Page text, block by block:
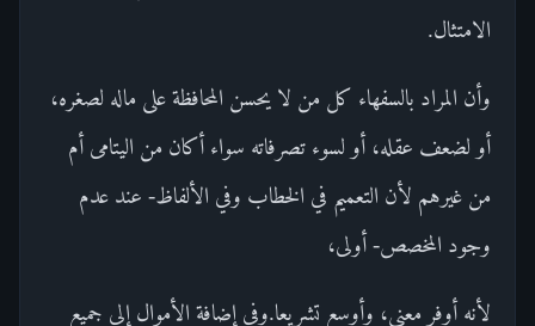
الامتثال.
وأن المراد بالسفهاء كل من لا يحسن المحافظة على ماله لصغره،
أو لضعف عقله، أو لسوء تصرفاته سواء أكان من اليتامى أم
من غيرهم لأن التعميم في الخطاب وفي الألفاظ- عند عدم
وجود المخصص- أولى،
لأنه أوفر معنى، وأوسع تشريعا.وفي إضافة الأموال إلى جميع